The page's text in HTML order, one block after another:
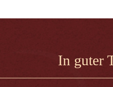
In guter